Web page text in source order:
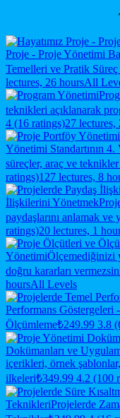
Proje - Proje Yönetimi
Temelleri ve Pratik Süreç
lectures, 26 hoursAll
teknikleri açıklanarak
4 (16 ratings)27 lectures,
Yönetimi Standartının
süreçler, araç ve teknikler
ratings)127 lectures, 8
İlişkilerini Yönetmek
paydaşlarını anlamak ve
ratings)20 lectures, 1
YönetimiÖlçemediğinizi
doğru kararları
hoursAll Levels
Performans Göstergeleri
Ölçümleme₺249.99 3.8
Dokümanları ve
içerikleri, örnek
ilkeleri₺349.99 4.2 (100
TeknikleriProjelerde